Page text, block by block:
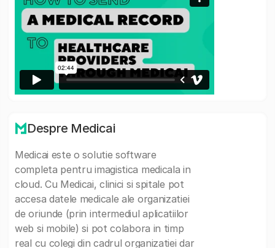
Despre Medicai
Medicai este o solutie software
completa pentru imagistica medicala in
cloud. Cu Medicai, clinici si spitale pot
accesa datele medicale ale organizatiei
de oriunde (prin intermediul aplicatiilor
web si mobile) si pot colabora in timp
real cu colegi din cadrul organizatiei dar